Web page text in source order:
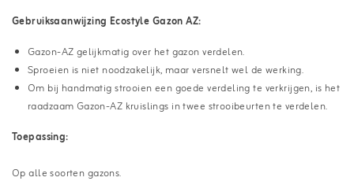
Gebruiksaanwijzing Ecostyle Gazon AZ:
Gazon-AZ gelijkmatig over het gazon verdelen.
Sproeien is niet noodzakelijk, maar versnelt wel de werking.
Om bij handmatig strooien een goede verdeling te verkrijgen, is het
raadzaam Gazon-AZ kruislings in twee strooibeurten te verdelen.
Toepassing:
Op alle soorten gazons.